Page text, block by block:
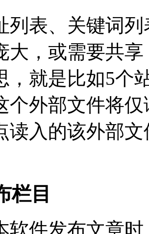
列表、关键词
大，或需要共
，就是比如5个
个外部文件将
读入的该外部
栏目
软件发布文章